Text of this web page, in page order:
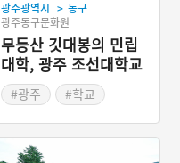
광주광역시 > 동구
광주동구문화원
무등산 깃대봉의 민립
대학, 광주 조선대학교
본관
#광주
#학교
#근대교육시설